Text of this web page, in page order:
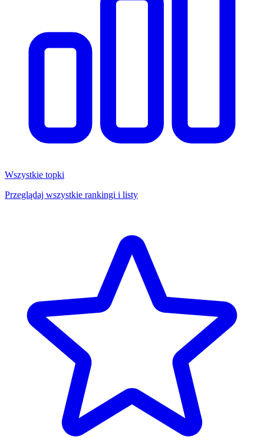
Wszystkie topki
Przeglądaj wszystkie rankingi i listy